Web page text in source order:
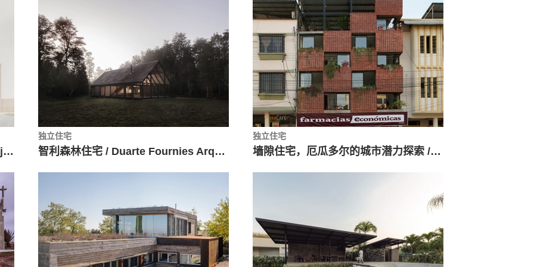
低耗能公共住宅Vilar 5号 / Müller.Feijoo
独立住宅
智利森林住宅 / Duarte Fournies Arquitectos
独立住宅
墙隙住宅，厄瓜多尔的城市潜力探索 / Natura Futura